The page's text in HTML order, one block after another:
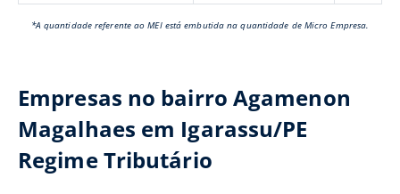
*A quantidade referente ao MEI está embutida na quantidade de Micro Empresa.
Empresas no bairro Agamenon
Magalhaes em Igarassu/PE
Regime Tributário